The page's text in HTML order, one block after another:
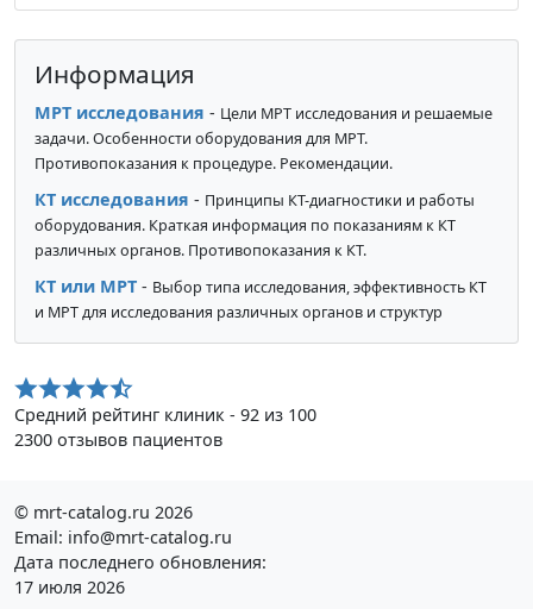
Информация
МРТ исследования - Цели МРТ исследования и решаемые
задачи. Особенности оборудования для МРТ.
Противопоказания к процедуре. Рекомендации.
КТ исследования - Принципы КТ-диагностики и работы
оборудования. Краткая информация по показаниям к КТ
различных органов. Противопоказания к КТ.
КТ или МРТ - Выбор типа исследования, эффективность КТ
и МРТ для исследования различных органов и структур
Средний рейтинг клиник - 92 из 100
2300 отзывов пациентов
© mrt-catalog.ru 2026
Email: info@mrt-catalog.ru
Дата последнего обновления:
17 июля 2026